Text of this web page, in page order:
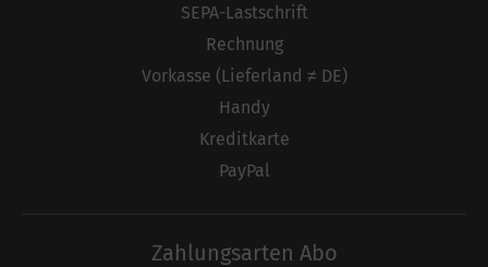
SEPA-Lastschrift
Rechnung
Vorkasse (Lieferland ≠ DE)
Handy
Kreditkarte
PayPal
Zahlungsarten Abo